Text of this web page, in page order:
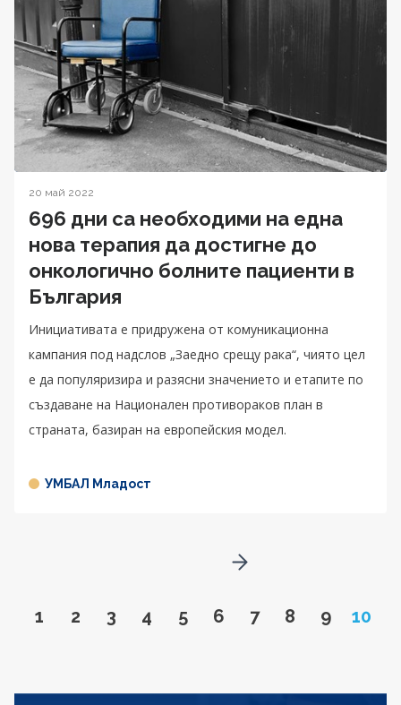
20 май 2022
696 дни са необходими на една
нова терапия да достигне до
онкологично болните пациенти в
България
Инициативата е придружена от комуникационна
кампания под надслов „Заедно срещу рака“, чиято цел
е да популяризира и разясни значението и етапите по
създаване на Национален противораков план в
страната, базиран на европейския модел.
УМБАЛ Младост
Go to page
1 Go to page
2 Go to page
3 Go to page
4 Go to page
5 Go to page
6 Go to page
7 Go to page
8 Go to
9 Page
10
Go to next page